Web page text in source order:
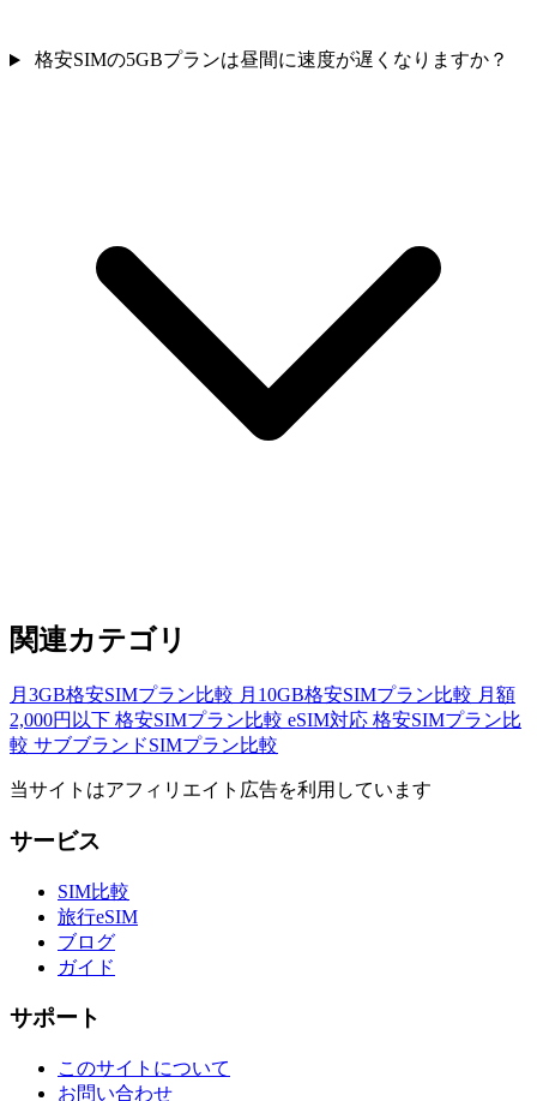
格安SIMの5GBプランは昼間に速度が遅くなりますか？
関連カテゴリ
月3GB格安SIMプラン比較 月10GB格安SIMプラン比較 月額
2,000円以下 格安SIMプラン比較 eSIM対応 格安SIMプラン比
較 サブブランドSIMプラン比較
当サイトはアフィリエイト広告を利用しています
サービス
SIM比較
旅行eSIM
ブログ
ガイド
サポート
このサイトについて
お問い合わせ